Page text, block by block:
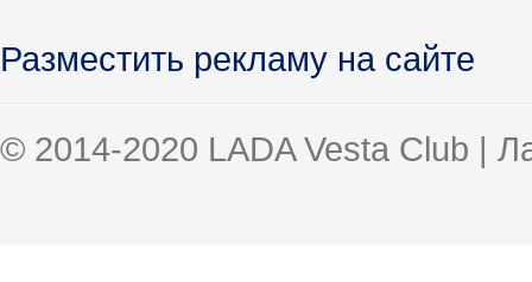
Разместить рекламу на сайте
© 2014-2020 LADA Vesta Club |